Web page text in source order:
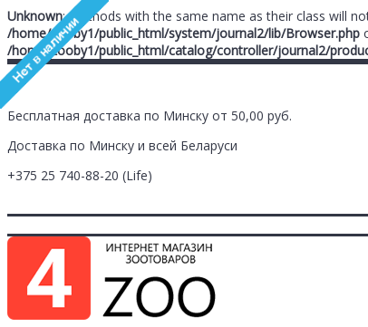
Unknown: Methods with the same name as their class will
/home/zooby1/public_html/system/journal2/lib/Browser.php
/home/zooby1/public_html/catalog/controller/journal2/
Бесплатная доставка по Минску от 50,00 руб.
Доставка по Минску и всей Беларуси
+375 25 740-88-20 (Life)